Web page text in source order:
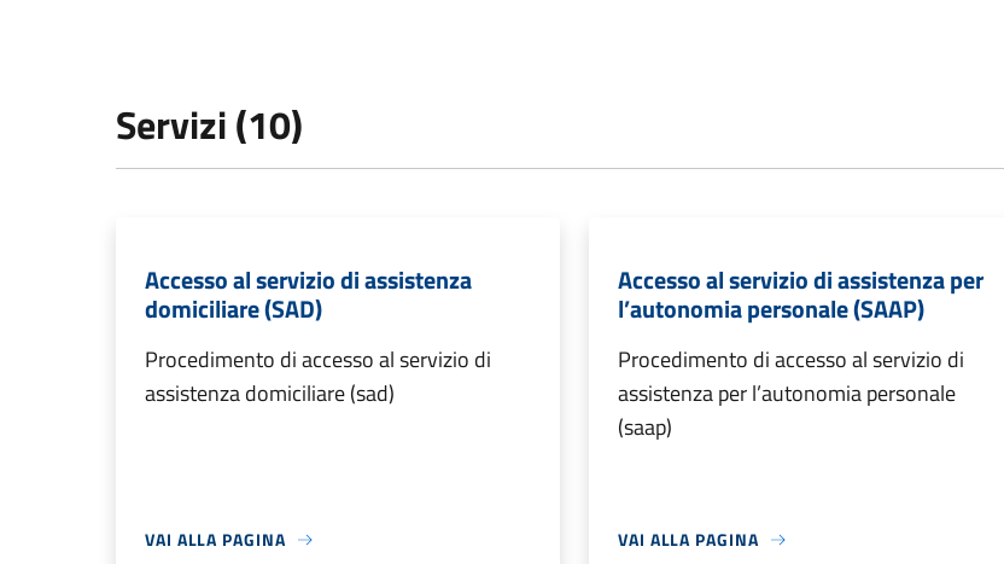
Servizi (10)
Accesso al servizio di assistenza
domiciliare (SAD)
Procedimento di accesso al servizio di
assistenza domiciliare (sad)
VAI ALLA PAGINA
Accesso al servizio di assistenza per
l’autonomia personale (SAAP)
Procedimento di accesso al servizio di
assistenza per l’autonomia personale
(saap)
VAI ALLA PAGINA